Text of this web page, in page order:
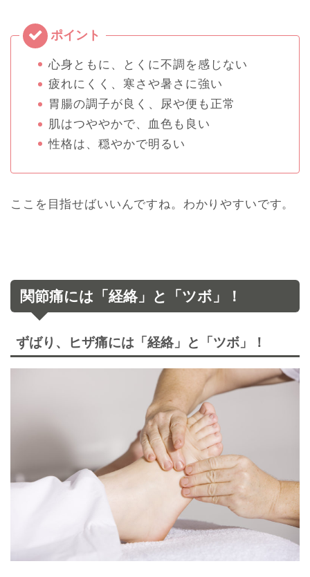
心身ともに、とくに不調を感じない
疲れにくく、寒さや暑さに強い
胃腸の調子が良く、尿や便も正常
肌はつややかで、血色も良い
性格は、穏やかで明るい
ここを目指せばいいんですね。わかりやすいです。
関節痛には「経絡」と「ツボ」！
ずばり、ヒザ痛には「経絡」と「ツボ」！